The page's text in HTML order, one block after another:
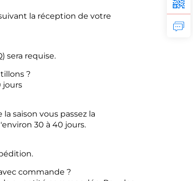
la réception de votre
sera requise.
?
jours
saison vous passez la
30 à 40 jours.
commande ?